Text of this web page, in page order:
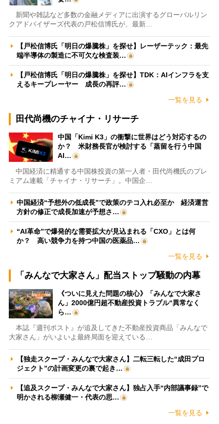
新聞や雑誌など多数の金融メディアに出演するグローバルリン
クアドバイザーズ代表の戸松信博氏が、最新…
【戸松信博氏「明日の爆騰株」を探せ】レーザーテック：最先
端半導体の製造に不可欠な検査装…
【戸松信博氏「明日の爆騰株」を探せ】TDK：AIインフラを支
えるキープレーヤー 成長の再評…
一覧を見る
田代尚機のチャイナ・リサーチ
中国「Kimi K3」の衝撃に世界はどう対応するの
か？ 米財務長官が検討する「蒸留を行う中国
AI…
中国経済に精通する中国株投資の第一人者・田代尚機氏のプレ
ミアム連載「チャイナ・リサーチ」。中国企…
中国経済“予想外の低成長”で政策のテコ入れ必至か 経済運営
方針の修正で成長加速が予想さ…
“AI革命”で爆発的な需要拡大が見込まれる「CXO」とは何
か？ 高い競争力を持つ中国の医薬品…
一覧を見る
「みんなで大家さん」配当ストップ騒動の内幕
《ついに見えた問題の核心》「みんなで大家さ
ん」2000億円超不動産投資トラブル“異常なく
ら…
本誌『週刊ポスト』が追及してきた不動産投資商品「みんなで
大家さん」がいよいよ最終局面を迎えている…
【独走スクープ・みんなで大家さん】二転三転した“成田プロ
ジェクト”の計画変更の裏で起き…
【追及スクープ・みんなで大家さん】独占入手“内部議事録”で
明かされる柳瀬健一・代表の思…
一覧を見る